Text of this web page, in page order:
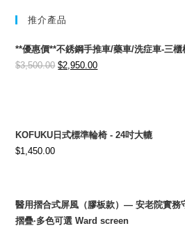
推介產品
**優惠價**不銹鋼手推車/藥車/洗症車-三櫃
$3,500.00 Original
$2,950.00Current
KOFUKU日式標準輪椅 - 24吋大轆
$1,450.00
醫用摺合式屏風（膠板款）— 安老院實務
摺疊·多色可選 Ward screen